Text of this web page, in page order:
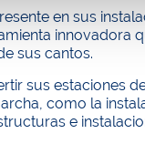
en sus
innovadora
sus cantos.
sus estaciones
como la
e